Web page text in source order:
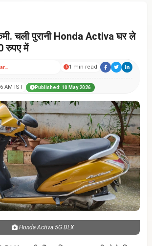
चली पुरानी Honda Activa घर ले
रुपए में
Gajendra sharma 1 min read
AM IST Published: 10 May 2026
Honda Activa 5G DLX